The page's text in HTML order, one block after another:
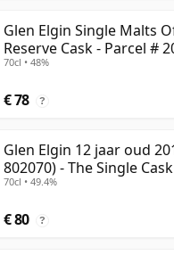
Glen Elgin Single Malts
Reserve Cask - Parcel #
oud
70cl • 48%
€ 78 ?
Glen Elgin 12 jaar oud
802070) - The Single Cask
70cl • 49.4%
€ 80 ?